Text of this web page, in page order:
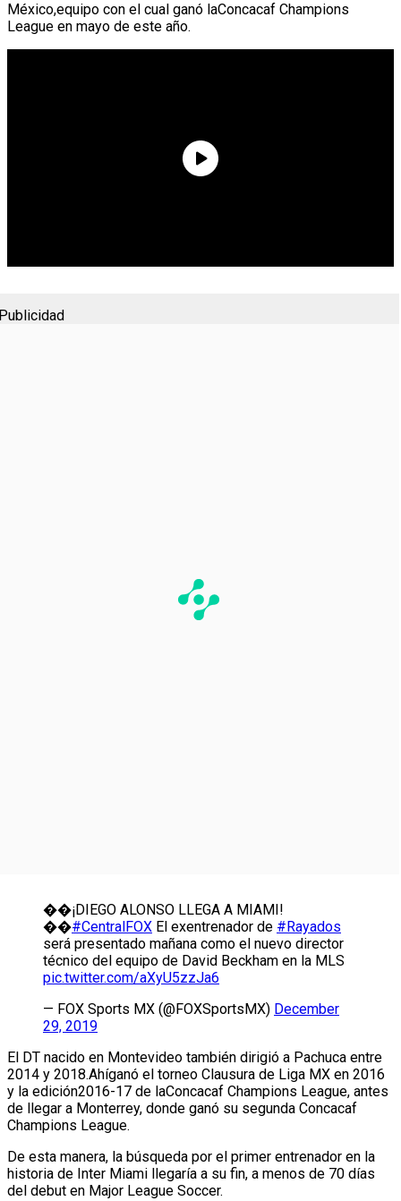
México,equipo con el cual ganó laConcacaf Champions
League en mayo de este año.
��¡DIEGO ALONSO LLEGA A MIAMI!
��#CentralFOX El exentrenador de #Rayados
será presentado mañana como el nuevo director
técnico del equipo de David Beckham en la MLS
pic.twitter.com/aXyU5zzJa6
— FOX Sports MX (@FOXSportsMX) December
29, 2019
El DT nacido en Montevideo también dirigió a Pachuca entre
2014 y 2018.Ahíganó el torneo Clausura de Liga MX en 2016
y la edición2016-17 de laConcacaf Champions League, antes
de llegar a Monterrey, donde ganó su segunda Concacaf
Champions League.
De esta manera, la búsqueda por el primer entrenador en la
historia de Inter Miami llegaría a su fin, a menos de 70 días
del debut en Major League Soccer.